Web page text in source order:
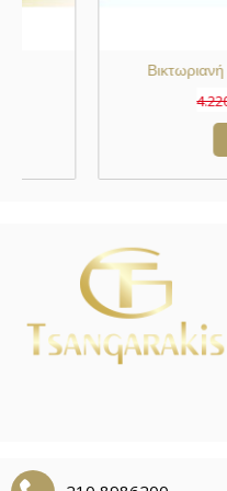
Συλλεκτικό
Στο